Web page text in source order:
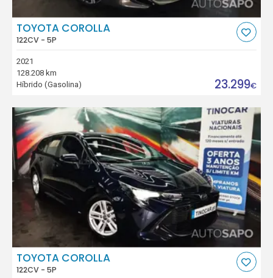
TOYOTA COROLLA
122CV - 5P
2021
128.208 km
Híbrido (Gasolina)
23.299€
TOYOTA COROLLA
122CV - 5P